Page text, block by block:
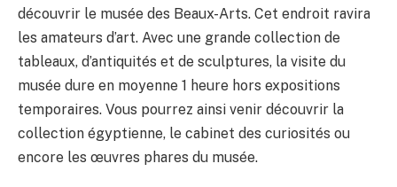
découvrir le musée des Beaux-Arts. Cet endroit ravira
les amateurs d’art. Avec une grande collection de
tableaux, d’antiquités et de sculptures, la visite du
musée dure en moyenne 1 heure hors expositions
temporaires. Vous pourrez ainsi venir découvrir la
collection égyptienne, le cabinet des curiosités ou
encore les œuvres phares du musée.